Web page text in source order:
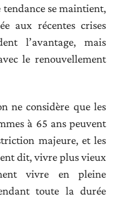
tendance se maintient,
aux récentes crises
l’avantage, mais
le renouvellement
ne considère que les
à 65 ans peuvent
majeure, et les
dit, vivre plus vieux
vivre en pleine
toute la durée